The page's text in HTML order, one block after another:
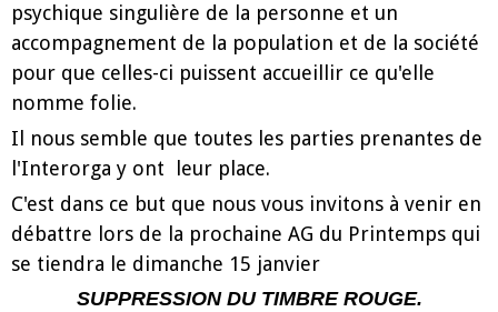
psychique singulière de la personne et un
accompagnement de la population et de la société
pour que celles-ci puissent accueillir ce qu'elle
nomme folie.
Il nous semble que toutes les parties prenantes de
l'Interorga y ont leur place.
C'est dans ce but que nous vous invitons à venir en
débattre lors de la prochaine AG du Printemps qui
se tiendra le dimanche 15 janvier
SUPPRESSION DU TIMBRE ROUGE.